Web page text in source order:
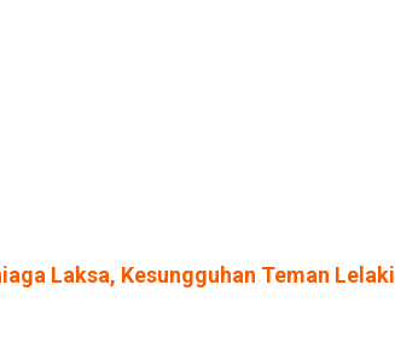
Laksa, Kesungguhan Teman Lelaki